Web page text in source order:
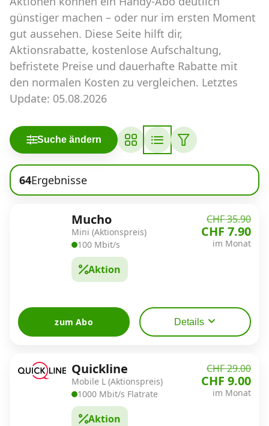
Abos für Tablets, Hotspots und Smart
Watches
Tarifrechner Handy-Abo
Der gute alte Tarifrechner im neuen Design
Infos
Alle Anbieter
Mobilfunknetz Schweiz
Roaming-Tarife abfragen
Handy-Abo kündigen oder
wechseln
Alle Mobile-Vergleiche
Internet, TV, Telefon
Kombi-Angebote
günstiger machen – oder nur im ersten Moment
gut aussehen. Diese Seite hilft dir,
Aktionsrabatte, kostenlose Aufschaltung,
befristete Preise und dauerhafte Rabatte mit
den normalen Kosten zu vergleichen. Letztes
Update: 05.08.2026
Suche ändern
64Ergebnisse
Mucho
Mini (Aktionspreis)
100 Mbit/s
Aktion
CHF 35.90
CHF 7.90
im Monat
zum Abo Details
Quickline
Mobile L (Aktionspreis)
1000 Mbit/s Flatrate
Aktion
CHF 29.00
CHF 9.00
im Monat